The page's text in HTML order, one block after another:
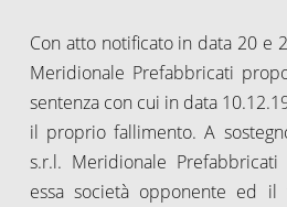
Con atto notificato in data 20 e
Meridionale Prefabbricati
sentenza con cui in data
il proprio fallimento. A
s.r.l. Meridionale Prefabbricati
essa società opponente ed il